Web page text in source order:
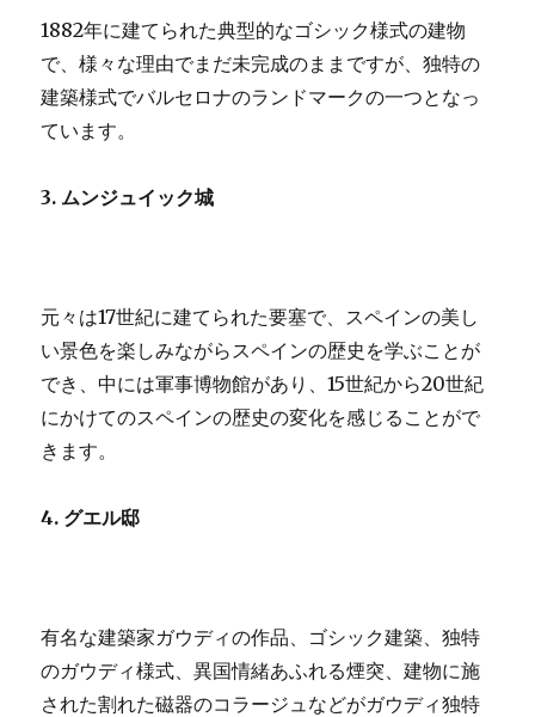
1882年に建てられた典型的なゴシック様式の建物
で、様々な理由でまだ未完成のままですが、独特の
建築様式でバルセロナのランドマークの一つとなっ
ています。
3. ムンジュイック城
元々は17世紀に建てられた要塞で、スペインの美し
い景色を楽しみながらスペインの歴史を学ぶことが
でき、中には軍事博物館があり、15世紀から20世紀
にかけてのスペインの歴史の変化を感じることがで
きます。
4. グエル邸
有名な建築家ガウディの作品、ゴシック建築、独特
のガウディ様式、異国情緒あふれる煙突、建物に施
された割れた磁器のコラージュなどがガウディ独特